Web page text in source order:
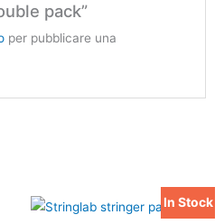
pack”
per pubblicare una
In Stock
Il
prezzo
Il
prezzo